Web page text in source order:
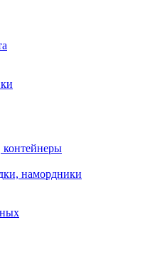
намордники